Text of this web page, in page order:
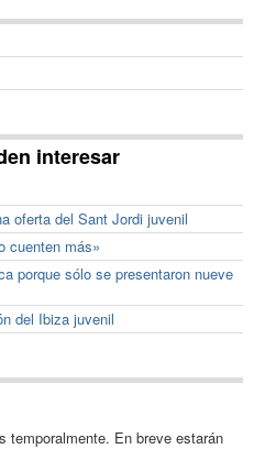
interesar
oferta del Sant Jordi juvenil
cuenten más»
porque sólo se presentaron nueve
del Ibiza juvenil
temporalmente. En breve estarán